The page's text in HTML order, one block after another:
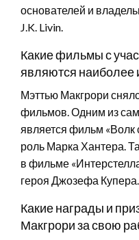
основателей и
J.K. Livin.
Какие фильмы с
являются наиболее
Мэттью Макгрори
фильмов. Одним из
является фильм «Волк
роль Марка Хантера.
в фильме
героя Джозефа Купера.
Какие награды и
Макгрори за свою